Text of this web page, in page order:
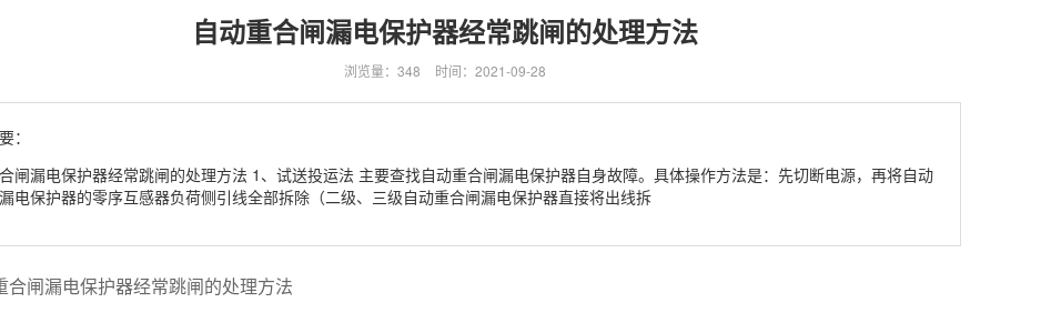
自动重合闸漏电保护器经常跳闸的处理方法
浏览量：348 时间：2021-09-28
：
闸漏电保护器经常跳闸的处理方法 1、试送投运法 主要查找自动重合闸漏电保护器自身故障。具体操作方法是：先切断电源，再将自动
电保护器的零序互感器负荷侧引线全部拆除（二级、三级自动重合闸漏电保护器直接将出线拆
合闸漏电保护器经常跳闸的处理方法